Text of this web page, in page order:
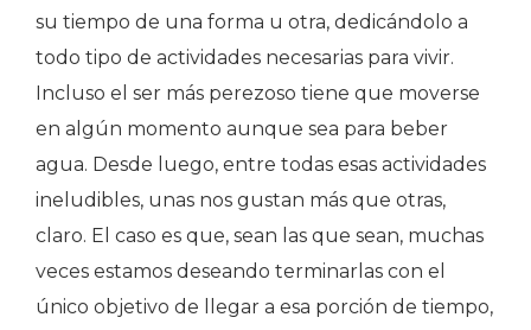
su tiempo de una forma u otra, dedicándolo a
todo tipo de actividades necesarias para vivir.
Incluso el ser más perezoso tiene que moverse
en algún momento aunque sea para beber
agua. Desde luego, entre todas esas actividades
ineludibles, unas nos gustan más que otras,
claro. El caso es que, sean las que sean, muchas
veces estamos deseando terminarlas con el
único objetivo de llegar a esa porción de tiempo,